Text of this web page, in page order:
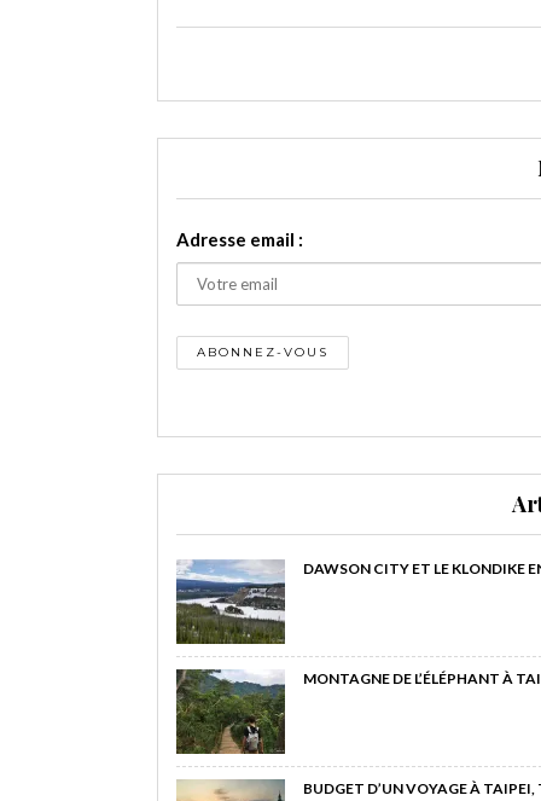
Adresse email :
DAWSON CITY ET LE KLONDIKE
MONTAGNE DE L’ÉLÉPHANT À
BUDGET D’UN VOYAGE À